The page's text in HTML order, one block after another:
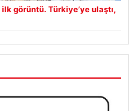
görüntü. Türkiye’ye ulaştı,